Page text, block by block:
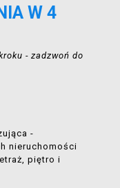
W 4
- zadzwoń do
-
nieruchomości
piętro i